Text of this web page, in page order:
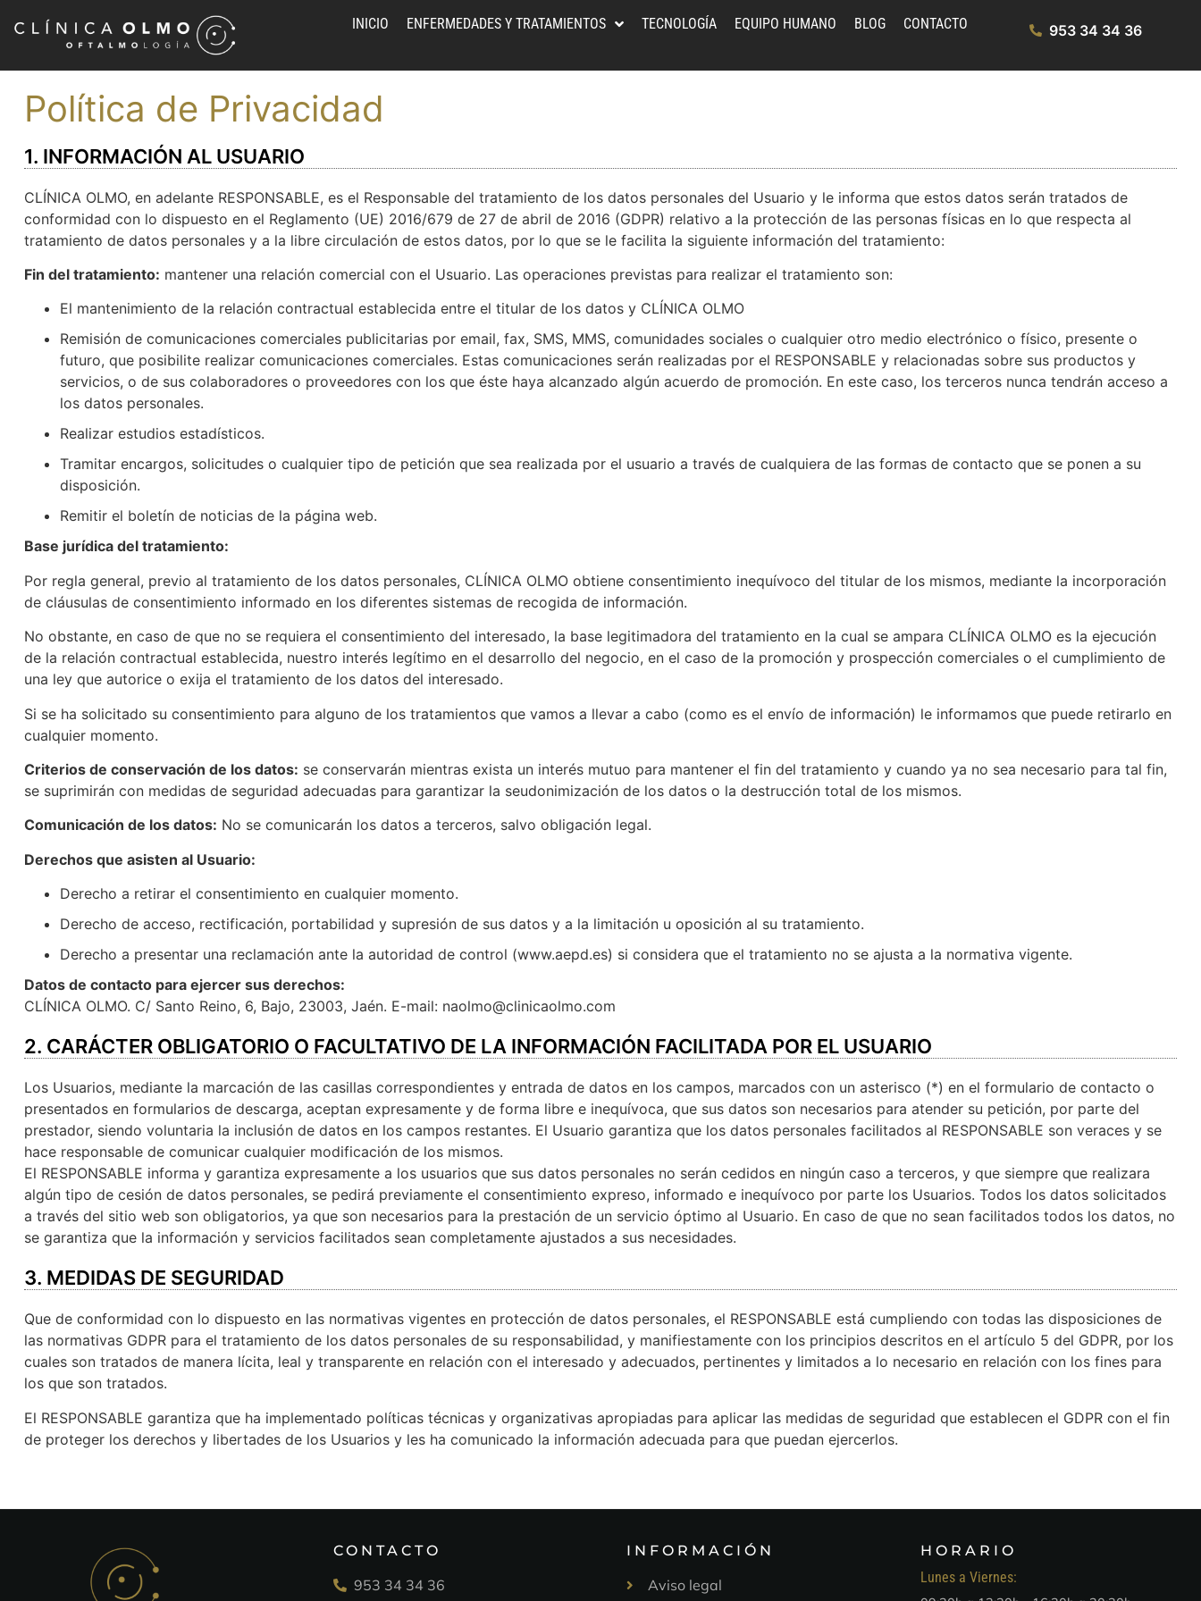
INICIO ENFERMEDADES Y TRATAMIENTOS TECNOLOGÍA EQUIPO HUMANO BLOG CONTACTO 953 34 34 36
Política de Privacidad
1. INFORMACIÓN AL USUARIO
CLÍNICA OLMO, en adelante RESPONSABLE, es el Responsable del tratamiento de los datos personales del Usuario y le informa que estos datos serán tratados de
conformidad con lo dispuesto en el Reglamento (UE) 2016/679 de 27 de abril de 2016 (GDPR) relativo a la protección de las personas físicas en lo que respecta al
tratamiento de datos personales y a la libre circulación de estos datos, por lo que se le facilita la siguiente información del tratamiento:
Fin del tratamiento: mantener una relación comercial con el Usuario. Las operaciones previstas para realizar el tratamiento son:
El mantenimiento de la relación contractual establecida entre el titular de los datos y CLÍNICA OLMO
Remisión de comunicaciones comerciales publicitarias por email, fax, SMS, MMS, comunidades sociales o cualquier otro medio electrónico o físico, presente o
futuro, que posibilite realizar comunicaciones comerciales. Estas comunicaciones serán realizadas por el RESPONSABLE y relacionadas sobre sus productos y
servicios, o de sus colaboradores o proveedores con los que éste haya alcanzado algún acuerdo de promoción. En este caso, los terceros nunca tendrán acceso a
los datos personales.
Realizar estudios estadísticos.
Tramitar encargos, solicitudes o cualquier tipo de petición que sea realizada por el usuario a través de cualquiera de las formas de contacto que se ponen a su
disposición.
Remitir el boletín de noticias de la página web.
Base jurídica del tratamiento:
Por regla general, previo al tratamiento de los datos personales, CLÍNICA OLMO obtiene consentimiento inequívoco del titular de los mismos, mediante la incorporación
de cláusulas de consentimiento informado en los diferentes sistemas de recogida de información.
No obstante, en caso de que no se requiera el consentimiento del interesado, la base legitimadora del tratamiento en la cual se ampara CLÍNICA OLMO es la ejecución
de la relación contractual establecida, nuestro interés legítimo en el desarrollo del negocio, en el caso de la promoción y prospección comerciales o el cumplimiento de
una ley que autorice o exija el tratamiento de los datos del interesado.
Si se ha solicitado su consentimiento para alguno de los tratamientos que vamos a llevar a cabo (como es el envío de información) le informamos que puede retirarlo en
cualquier momento.
Criterios de conservación de los datos: se conservarán mientras exista un interés mutuo para mantener el fin del tratamiento y cuando ya no sea necesario para tal fin,
se suprimirán con medidas de seguridad adecuadas para garantizar la seudonimización de los datos o la destrucción total de los mismos.
Comunicación de los datos: No se comunicarán los datos a terceros, salvo obligación legal.
Derechos que asisten al Usuario:
Derecho a retirar el consentimiento en cualquier momento.
Derecho de acceso, rectificación, portabilidad y supresión de sus datos y a la limitación u oposición al su tratamiento.
Derecho a presentar una reclamación ante la autoridad de control (www.aepd.es) si considera que el tratamiento no se ajusta a la normativa vigente.
Datos de contacto para ejercer sus derechos:
CLÍNICA OLMO. C/ Santo Reino, 6, Bajo, 23003, Jaén. E-mail: naolmo@clinicaolmo.com
2. CARÁCTER OBLIGATORIO O FACULTATIVO DE LA INFORMACIÓN FACILITADA POR EL USUARIO
Los Usuarios, mediante la marcación de las casillas correspondientes y entrada de datos en los campos, marcados con un asterisco (*) en el formulario de contacto o
presentados en formularios de descarga, aceptan expresamente y de forma libre e inequívoca, que sus datos son necesarios para atender su petición, por parte del
prestador, siendo voluntaria la inclusión de datos en los campos restantes. El Usuario garantiza que los datos personales facilitados al RESPONSABLE son veraces y se
hace responsable de comunicar cualquier modificación de los mismos.
El RESPONSABLE informa y garantiza expresamente a los usuarios que sus datos personales no serán cedidos en ningún caso a terceros, y que siempre que realizara
algún tipo de cesión de datos personales, se pedirá previamente el consentimiento expreso, informado e inequívoco por parte los Usuarios. Todos los datos solicitados
a través del sitio web son obligatorios, ya que son necesarios para la prestación de un servicio óptimo al Usuario. En caso de que no sean facilitados todos los datos, no
se garantiza que la información y servicios facilitados sean completamente ajustados a sus necesidades.
3. MEDIDAS DE SEGURIDAD
Que de conformidad con lo dispuesto en las normativas vigentes en protección de datos personales, el RESPONSABLE está cumpliendo con todas las disposiciones de
las normativas GDPR para el tratamiento de los datos personales de su responsabilidad, y manifiestamente con los principios descritos en el artículo 5 del GDPR, por los
cuales son tratados de manera lícita, leal y transparente en relación con el interesado y adecuados, pertinentes y limitados a lo necesario en relación con los fines para
los que son tratados.
El RESPONSABLE garantiza que ha implementado políticas técnicas y organizativas apropiadas para aplicar las medidas de seguridad que establecen el GDPR con el fin
de proteger los derechos y libertades de los Usuarios y les ha comunicado la información adecuada para que puedan ejercerlos.
CONTACTO
953 34 34 36
INFORMACIÓN
Aviso legal
HORARIO
Lunes a Viernes: